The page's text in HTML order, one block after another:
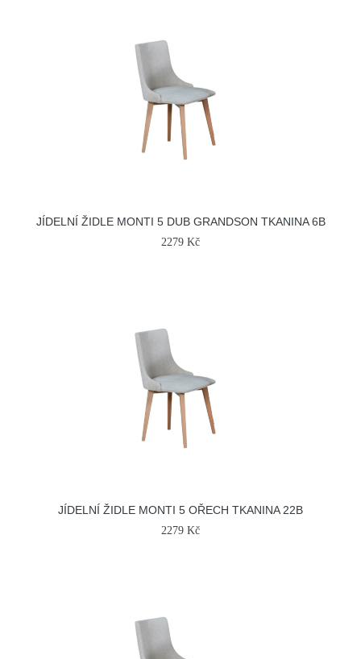
JÍDELNÍ ŽIDLE MONTI 5 DUB GRANDSON TKANINA 6B
2279 Kč
JÍDELNÍ ŽIDLE MONTI 5 OŘECH TKANINA 22B
2279 Kč